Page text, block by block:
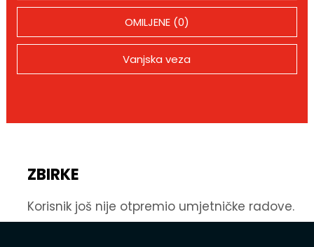
OMILJENE (0)
Vanjska veza
ZBIRKE
Korisnik još nije otpremio umjetničke radove.